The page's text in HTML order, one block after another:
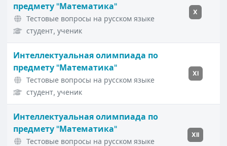
предмету "Математика"
Тестовые вопросы на русском языке
студент, ученик
X
Интеллектуальная олимпиада по
предмету "Математика"
Тестовые вопросы на русском языке
студент, ученик
XI
Интеллектуальная олимпиада по
предмету "Математика"
Тестовые вопросы на русском языке
XII